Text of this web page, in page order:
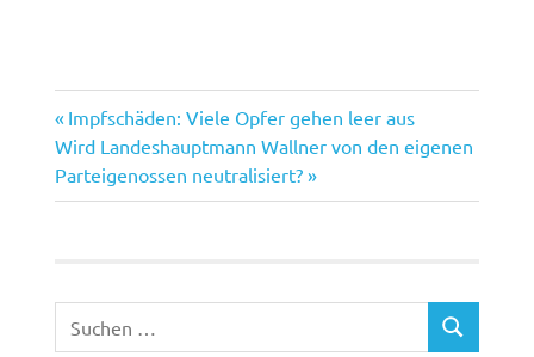
Beitragsnavigation
Vorheriger
Beitrag:
Impfschäden: Viele Opfer gehen leer aus
Nächster
Beitrag:
Wird Landeshauptmann Wallner von den eigenen
Parteigenossen neutralisiert?
nach:
SUCHEN